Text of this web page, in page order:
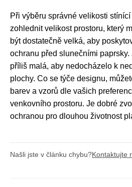
Při výběru správné velikosti
zohlednit velikost prostoru, který
být dostatečně velká, aby
ochranu před slunečními
příliš malá, aby nedocházelo k
plochy. Co se týče designu,
barev a vzorů dle vašich
venkovního prostoru. Je dobré
ochranou pro dlouhou životnost
Našli jste v článku chybu?Kontaktujte